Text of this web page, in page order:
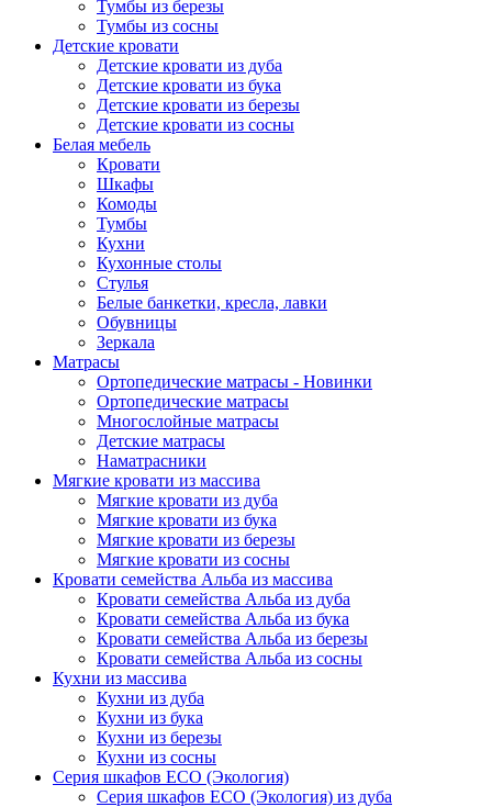
Тумбы из березы
Тумбы из сосны
Детские кровати
Детские кровати из дуба
Детские кровати из бука
Детские кровати из березы
Детские кровати из сосны
Белая мебель
Кровати
Шкафы
Комоды
Тумбы
Кухни
Кухонные столы
Стулья
Белые банкетки, кресла, лавки
Обувницы
Зеркала
Матрасы
Ортопедические матрасы - Новинки
Ортопедические матрасы
Многослойные матрасы
Детские матрасы
Наматрасники
Мягкие кровати из массива
Мягкие кровати из дуба
Мягкие кровати из бука
Мягкие кровати из березы
Мягкие кровати из сосны
Кровати семейства Альба из массива
Кровати семейства Альба из дуба
Кровати семейства Альба из бука
Кровати семейства Альба из березы
Кровати семейства Альба из сосны
Кухни из массива
Кухни из дуба
Кухни из бука
Кухни из березы
Кухни из сосны
Серия шкафов ECO (Экология)
Серия шкафов ECO (Экология) из дуба